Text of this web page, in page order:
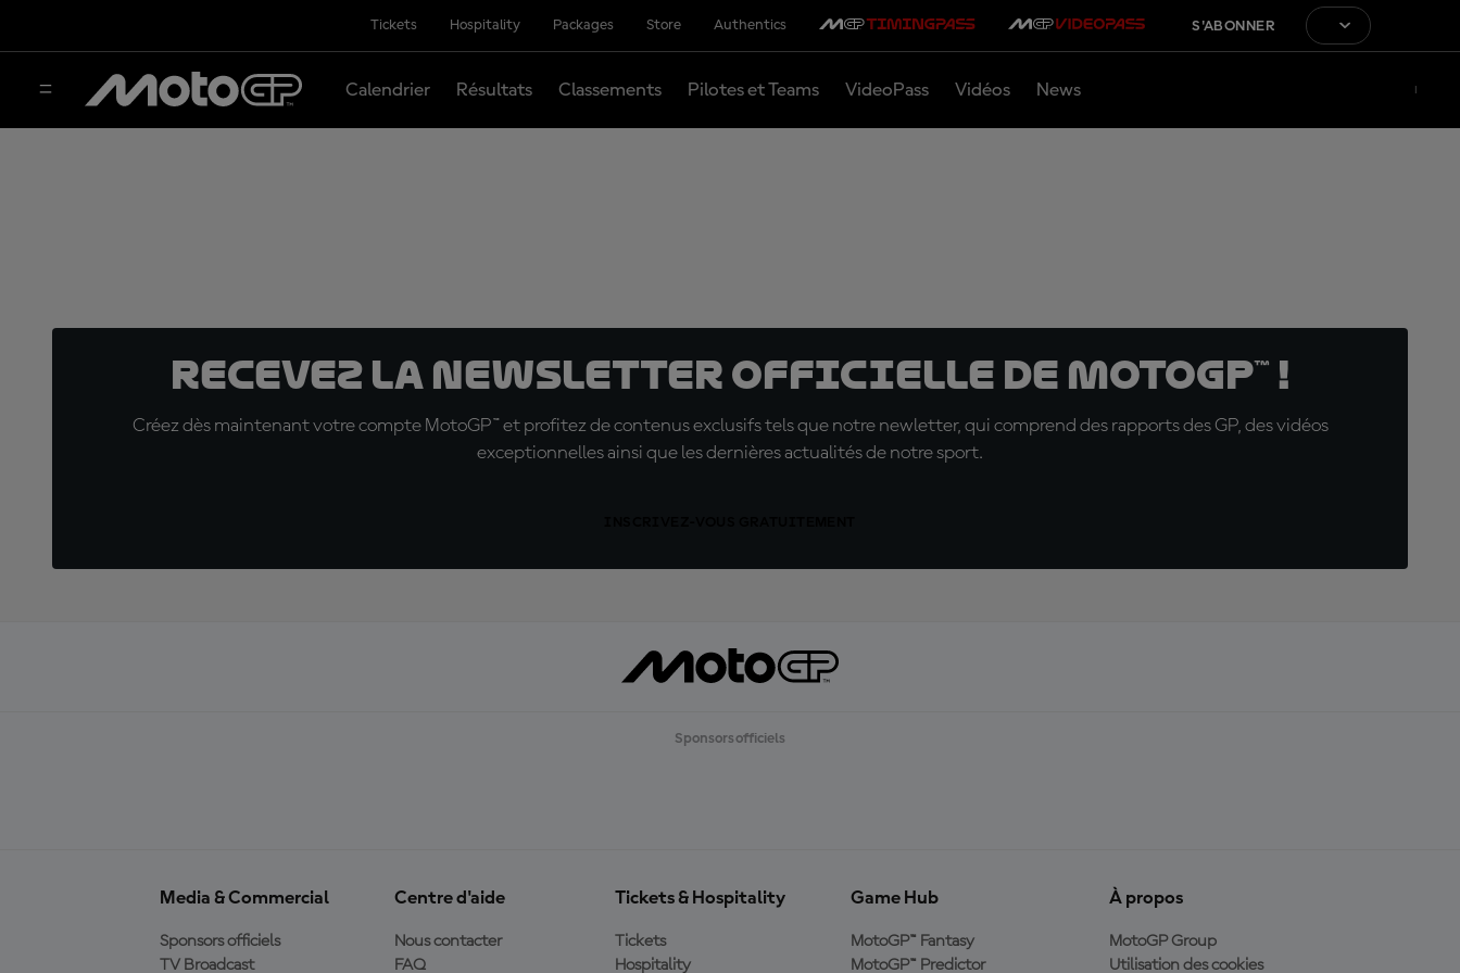
Tickets Hospitality Packages Store Authentics S'ABONNER
Calendrier Résultats Classements Pilotes et Teams VideoPass Vidéos News
Recevez la Newsletter officielle de MotoGP™ !
Créez dès maintenant votre compte MotoGP™ et profitez de contenus exclusifs tels que notre newletter, qui comprend des rapports des GP, des vidéos
exceptionnelles ainsi que les dernières actualités de notre sport.
Sponsors officiels
Media & Commercial
Sponsors officiels
TV Broadcast
Centre d'aide
Nous contacter
FAQ
Tickets & Hospitality
Tickets
Hospitality
Game Hub
MotoGP™ Fantasy
MotoGP™ Predictor
À propos
MotoGP Group
Utilisation des cookies